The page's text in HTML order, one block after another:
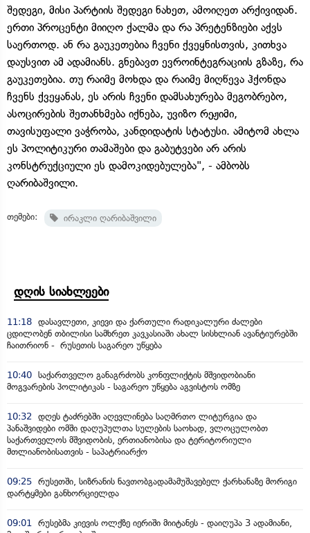
შედეგი, მისი პარტიის შედეგი ნახეთ, ამოიღეთ არქივიდან.
ერთი პროცენტი მიიღო ქალმა და რა პრეტენზიები აქვს
საერთოდ. ან რა გაუკეთებია ჩვენი ქვეყნისთვის, კითხვა
დაუსვით ამ ადამიანს. გნებავთ ევროინტეგრაციის გზაზე, რა
გაუკეთებია. თუ რაიმე მოხდა და რაიმე მიღწევა ჰქონდა
ჩვენს ქვეყანას, ეს არის ჩვენი დამსახურება მეგობრებო,
ასოცირების შეთანხმება იქნება, უვიზო რეჟიმი,
თავისუფალი ვაჭრობა, კანდიდატის სტატუსი. ამიტომ ახლა
ეს პოლიტიკური თამაშები და გაბუტვები არ არის
კონსტრუქციული ეს დამოკიდებულება", - ამბობს
ღარიბაშვილი.
თემები: ირაკლი ღარიბაშვილი
დღის სიახლეები
11:18 დასავლეთი, კიევი და ქართული რადიკალური ძალები
ცდილობენ თბილისი სამხრეთ კავკასიაში ახალ სისხლიან ავანტიურებში
ჩაითრიონ - რუსეთის საგარეო უწყება
10:40 საქართველო განაგრძობს კონფლიქტის მშვიდობიანი
მოგვარების პოლიტიკას - საგარეო უწყება აგვისტოს ომზე
10:32
დღეს ტაძრებში აღევლინება საღმრთო ლიტურგია და
პანაშვიდები ომში დაღუპულთა სულების საოხად, ვლოცულობთ
საქართველოს მშვიდობის, ერთიანობისა და ტერიტორიული
მთლიანობისათვის - საპატრიარქო
09:25 რუსეთში, სიზრანის ნავთობგადამამუშავებელ ქარხანაზე მორიგი
დარტყმები განხორციელდა
09:01
რუსებმა კიევის ოლქზე იერიში მიიტანეს - დაიღუპა 3 ადამიანი,